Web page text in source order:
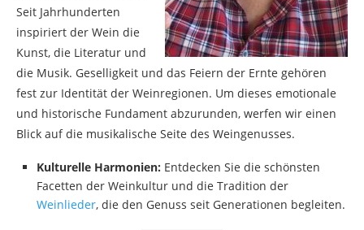
Seit Jahrhunderten
inspiriert der Wein die
Kunst, die Literatur und
die Musik. Geselligkeit und das Feiern der Ernte gehören
fest zur Identität der Weinregionen. Um dieses emotionale
und historische Fundament abzurunden, werfen wir einen
Blick auf die musikalische Seite des Weingenusses.
Kulturelle Harmonien: Entdecken Sie die schönsten
Facetten der Weinkultur und die Tradition der
Weinlieder, die den Genuss seit Generationen begleiten.